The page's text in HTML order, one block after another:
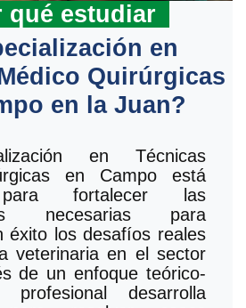
qué estudiar
en
Quirúrgicas
en la Juan?
en Técnicas
en Campo está
fortalecer las
necesarias para
éxito los desafíos reales
veterinaria en el sector
de un enfoque teórico-
desarrolla